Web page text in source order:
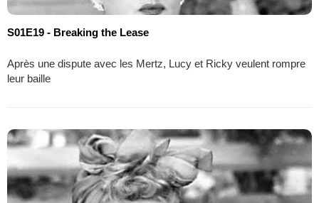
S01E19 - Breaking the Lease
Après une dispute avec les Mertz, Lucy et Ricky veulent rompre
leur baille